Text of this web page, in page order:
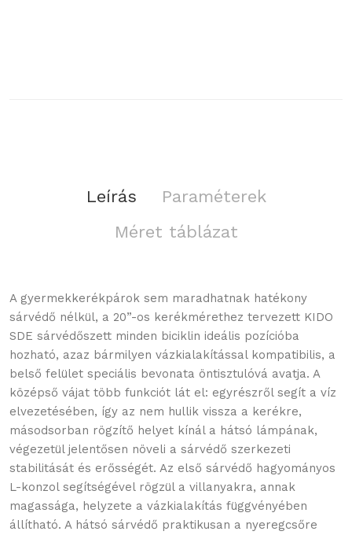
Leírás
Paraméterek
Méret táblázat
A gyermekkerékpárok sem maradhatnak hatékony
sárvédő nélkül, a 20”-os kerékmérethez tervezett KIDO
SDE sárvédőszett minden biciklin ideális pozícióba
hozható, azaz bármilyen vázkialakítással kompatibilis, a
belső felület speciális bevonata öntisztulóvá avatja. A
középső vájat több funkciót lát el: egyrészről segít a víz
elvezetésében, így az nem hullik vissza a kerékre,
másodsorban rögzítő helyet kínál a hátsó lámpának,
végezetül jelentősen növeli a sárvédő szerkezeti
stabilitását és erősségét. Az első sárvédő hagyományos
L-konzol segítségével rögzül a villanyakra, annak
magassága, helyzete a vázkialakítás függvényében
állítható. A hátsó sárvédő praktikusan a nyeregcsőre